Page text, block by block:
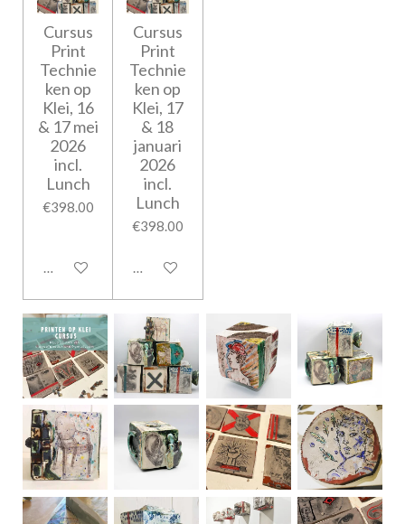
Cursus
Print
Technie
ken op
Klei, 16
& 17 mei
2026
incl.
Lunch
€398.00
Add to cart
Cursus
Print
Technie
ken op
Klei, 17
& 18
januari
2026
incl.
Lunch
€398.00
Notify me when available